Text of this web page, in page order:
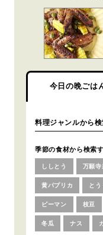
今日の晩ごは
季節の食材から検索
ししとう 万願寺
黄パプリカ と
ピーマン 枝豆
冬瓜 ナス